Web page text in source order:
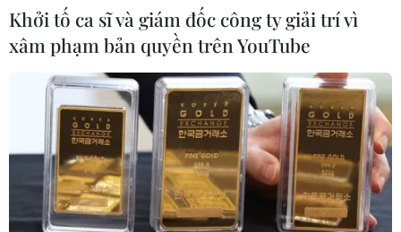
Khởi tố ca sĩ và giám đốc công ty giải trí vì
xâm phạm bản quyền trên YouTube